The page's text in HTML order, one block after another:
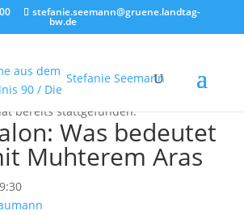
stefanie.seemann@gruene.landtag-
bw.de
Stefanie Seemann
bereits stattgefunden.
Was bedeutet
Muhterem Aras